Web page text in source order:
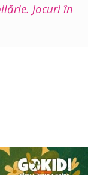
Jocuri în